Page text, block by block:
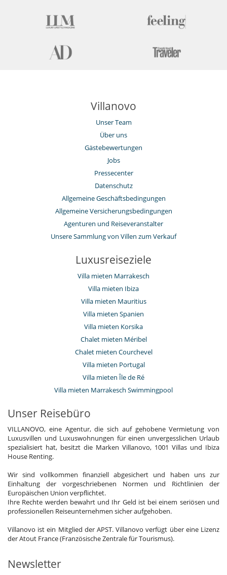
Villanovo
Unser Team
Über uns
Gästebewertungen
Jobs
Pressecenter
Datenschutz
Allgemeine Geschäftsbedingungen
Allgemeine Versicherungsbedingungen
Agenturen und Reiseveranstalter
Unsere Sammlung von Villen zum Verkauf
Luxusreiseziele
Villa mieten Marrakesch
Villa mieten Ibiza
Villa mieten Mauritius
Villa mieten Spanien
Villa mieten Korsika
Chalet mieten Méribel
Chalet mieten Courchevel
Villa mieten Portugal
Villa mieten Île de Ré
Villa mieten Marrakesch Swimmingpool
Unser Reisebüro
VILLANOVO, eine Agentur, die sich auf gehobene Vermietung von
Luxusvillen und Luxuswohnungen für einen unvergesslichen Urlaub
spezialisiert hat, besitzt die Marken Villanovo, 1001 Villas und Ibiza
House Renting.
Wir sind vollkommen finanziell abgesichert und haben uns zur
Einhaltung der vorgeschriebenen Normen und Richtlinien der
Europäischen Union verpflichtet.
Ihre Rechte werden bewahrt und Ihr Geld ist bei einem seriösen und
professionellen Reiseunternehmen sicher aufgehoben.
Villanovo ist ein Mitglied der APST. Villanovo verfügt über eine Lizenz
der Atout France (Französische Zentrale für Tourismus).
Newsletter